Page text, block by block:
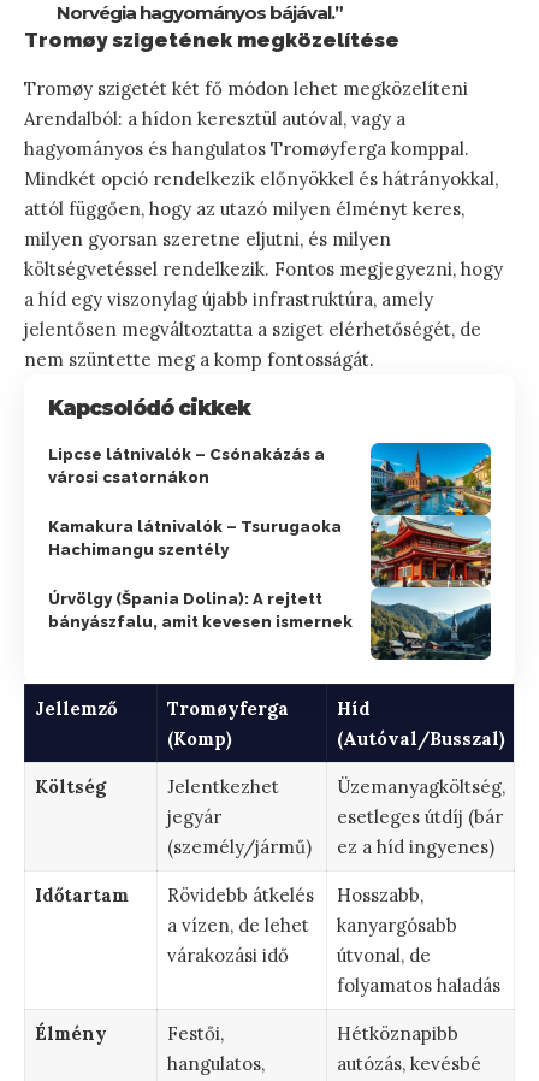
Norvégia hagyományos bájával.”
Tromøy szigetének megközelítése
Tromøy szigetét két fő módon lehet megközelíteni
Arendalból: a hídon keresztül autóval, vagy a
hagyományos és hangulatos Tromøyferga komppal.
Mindkét opció rendelkezik előnyökkel és hátrányokkal,
attól függően, hogy az utazó milyen élményt keres,
milyen gyorsan szeretne eljutni, és milyen
költségvetéssel rendelkezik. Fontos megjegyezni, hogy
a híd egy viszonylag újabb infrastruktúra, amely
jelentősen megváltoztatta a sziget elérhetőségét, de
nem szüntette meg a komp fontosságát.
Kapcsolódó cikkek
Lipcse látnivalók – Csónakázás a
városi csatornákon
Kamakura látnivalók – Tsurugaoka
Hachimangu szentély
Úrvölgy (Špania Dolina): A rejtett
bányászfalu, amit kevesen ismernek
Jellemző
Tromøyferga
(Komp)
Híd
(Autóval/Busszal)
Költség
Jelentkezhet
jegyár
(személy/jármű)
Üzemanyagköltség,
esetleges útdíj (bár
ez a híd ingyenes)
Időtartam
Rövidebb átkelés
a vízen, de lehet
várakozási idő
Hosszabb,
kanyargósabb
útvonal, de
folyamatos haladás
Élmény
Festői,
hangulatos,
Hétköznapibb
autózás, kevésbé